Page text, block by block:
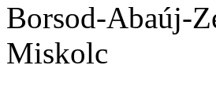
Borsod-Abaúj-
Miskolc